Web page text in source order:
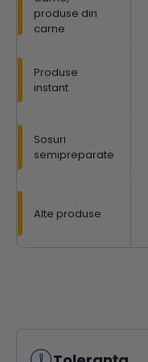
produse din
carne
Produse
instant
Sosuri
semipreparate
Alte produse